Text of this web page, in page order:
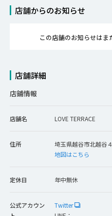
店舗からのお知らせ
この店舗のお知らせはま
店舗詳細
店鋪情報
店舗名 LOVE TERRACE
住所
埼玉県越谷市北越谷
地図はこちら
定休日 年中無休
公式アカウン
Twitter